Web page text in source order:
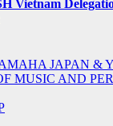
Vietnam